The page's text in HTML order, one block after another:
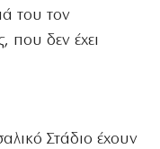
του τον
που δεν έχει
Στάδιο έχουν